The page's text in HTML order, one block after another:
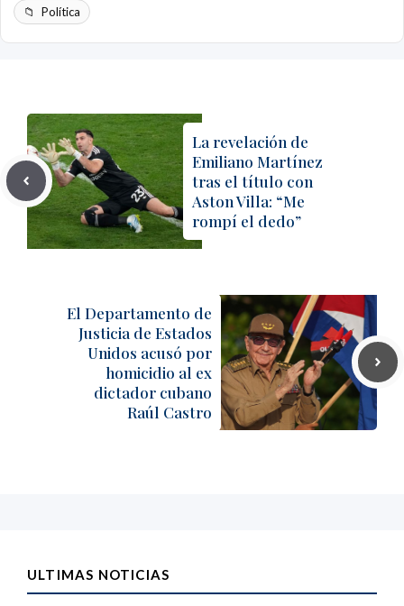
Política
La revelación de
Emiliano Martínez
tras el título con
Aston Villa: “Me
rompí el dedo”
El Departamento de
Justicia de Estados
Unidos acusó por
homicidio al ex
dictador cubano
Raúl Castro
ULTIMAS NOTICIAS